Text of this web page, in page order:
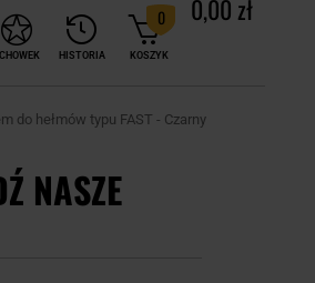
HISTORIA KOSZYK
0 0,00 zł
do hełmów typu FAST - Czarny
NASZE